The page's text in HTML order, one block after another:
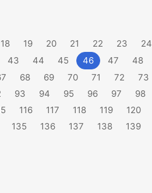
18 19 20 21 22 23 24
43 44 45 46 47 48
68 69 70 71 72 73
93 94 95 96 97 98
116 117 118 119 120
135 136 137 138 139